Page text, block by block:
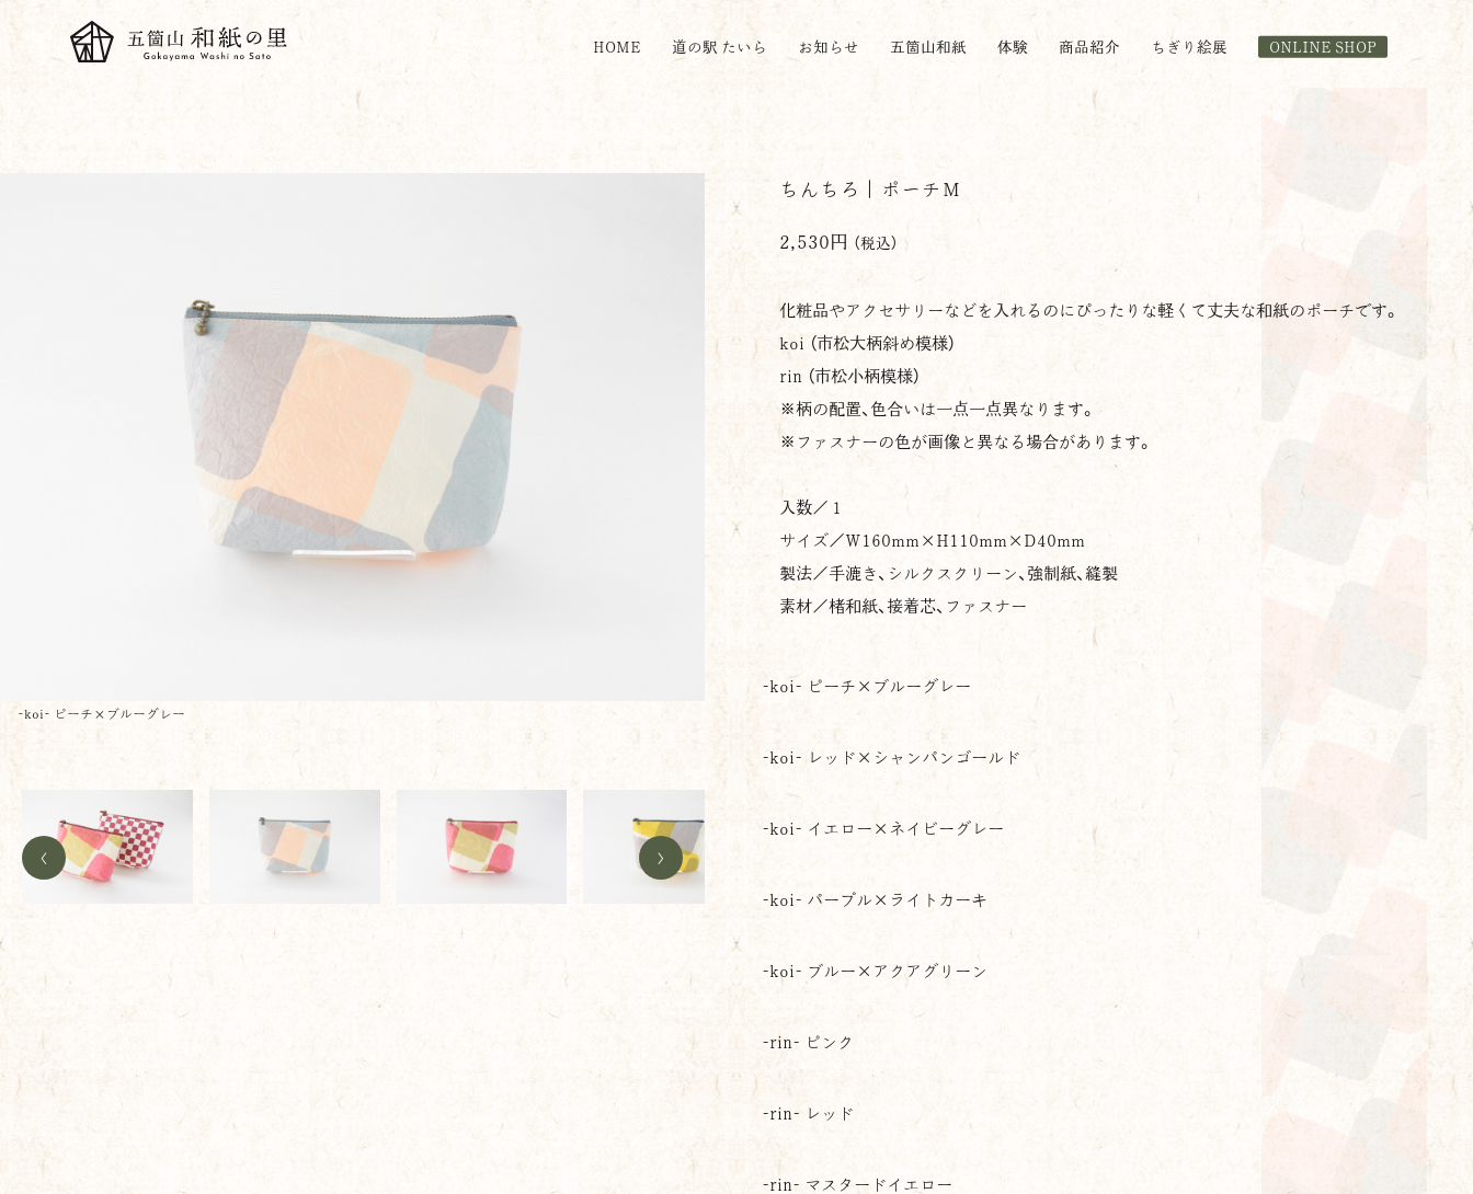
HOME 道の駅 たいら お知らせ 五箇山和紙 体験 商品紹介 ちぎり絵展 ONLINE SHOP
-koi- ピーチ×ブルーグレー -koi- レッド×シャンパンゴールド
< >
ちんちろ｜ポーチM
2,530円 （税込）
化粧品やアクセサリーなどを入れるのにぴったりな軽くて丈夫な和紙のポーチです。
koi （市松大柄斜め模様）
rin （市松小柄模様）
※柄の配置、色合いは一点一点異なります。
※ファスナーの色が画像と異なる場合があります。
入数／１
サイズ／W160mm×H110mm× D40mm
製法／手漉き、シルクスクリーン、強制紙、縫製
素材／楮和紙、接着芯、ファスナー
-koi- ピーチ×ブルーグレー
-koi- レッド×シャンパンゴールド
-koi- イエロー×ネイビーグレー
-koi- パープル×ライトカーキ
-koi- ブルー×アクアグリーン
-rin- ピンク
-rin- レッド
-rin- マスタードイエロー